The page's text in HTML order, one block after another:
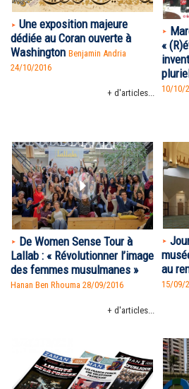
Une exposition majeure
dédiée au Coran ouverte à
Washington Benjamin Andria
24/10/2016
+ d'articles...
«
10/10/
De Women Sense Tour à
Lallab : « Révolutionner l’image
des femmes musulmanes »
Hanan Ben Rhouma 28/09/2016
+ d'articles...
au
15/09/